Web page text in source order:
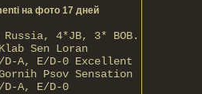
на фото 17 дней
Russia, 4*JB, 3* BOB.
Sen Loran
A, E/D-0 Excellent
Psov Sensation
A, E/D-0